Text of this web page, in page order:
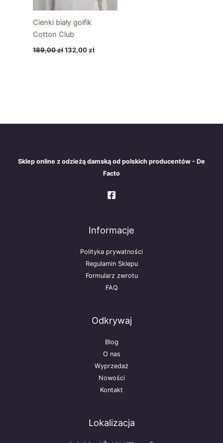
Cienki biały golfik
Cotton Club
189,00zł132,00zł
Sklep online z odzieżą damską od polskich producentów - De
Facto
Informacje
Polityka prywatności
Regulamin Sklepu
Formularz zwrotu
FAQ
Odkrywaj
Blog
O nas
Wyprzedaż
Nowości
Kontakt
Lokalizacja